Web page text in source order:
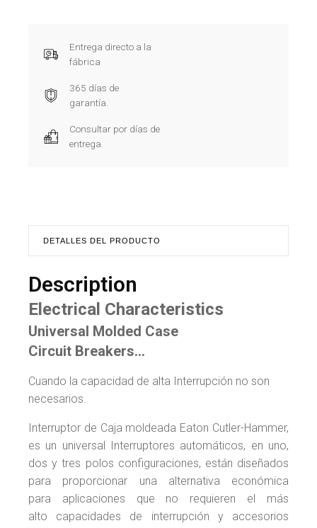
Entrega directo a la
fábrica
365 días de
garantía.
Consultar por días de
entrega.
DETALLES DEL PRODUCTO
Description
Electrical Characteristics
Universal Molded Case
Circuit Breakers…
Cuando la capacidad de alta Interrupción no son
necesarios.
Interruptor de Caja moldeada Eaton Cutler-Hammer,
es un universal Interruptores automáticos, en uno,
dos y tres polos configuraciones, están diseñados
para proporcionar una alternativa económica
para aplicaciones que no requieren el más
alto capacidades de interrupción y accesorios